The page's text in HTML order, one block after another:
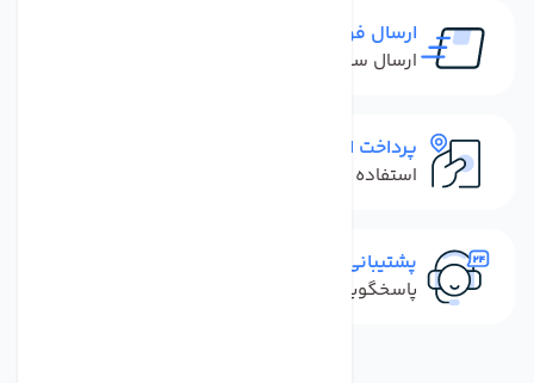
ارسال فوری
ارسال سفارش در کمترین زمان ممکن
پرداخت امن
استفاده از روش‌های پرداخت امن
پشتیبانی سریع
پاسخگویی سریع به تماس‌ها و پیام‌ها